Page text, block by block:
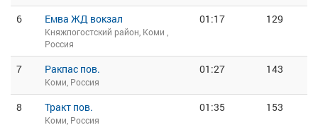
6 Емва ЖД вокзал
Княжпогостский район, Коми ,
Россия
01:17 129
7 Ракпас пов.
Коми, Россия
01:27 143
8 Тракт пов.
Коми, Россия
01:35 153